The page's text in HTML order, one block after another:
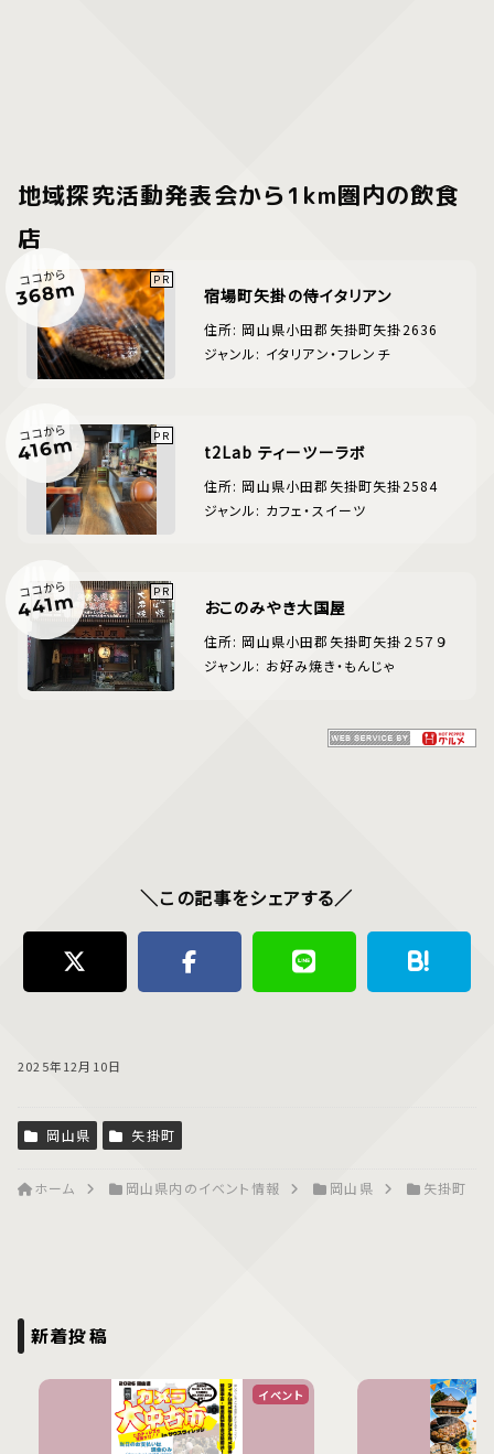
地域探究活動発表会から1km圏内の飲食
店
ココから
368m 宿場町矢掛の侍イタリアン
住所: 岡山県小田郡矢掛町矢掛2636
ジャンル: イタリアン・フレンチ
ココから
416m t2Lab ティーツーラボ
住所: 岡山県小田郡矢掛町矢掛2584
ジャンル: カフェ・スイーツ
ココから
441m おこのみやき大国屋
住所: 岡山県小田郡矢掛町矢掛２５７９
ジャンル: お好み焼き・もんじゃ
＼この記事をシェアする／
2025年12月10日
岡山県 矢掛町
ホーム 岡山県内のイベント情報 岡山県 矢掛町
新着投稿
イベント